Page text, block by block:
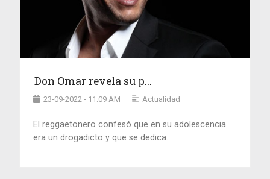
Don Omar revela su p...
23-09-2022 - 11:09 AM Actualidad
El reggaetonero confesó que en su adolescencia
era un drogadicto y que se dedica...